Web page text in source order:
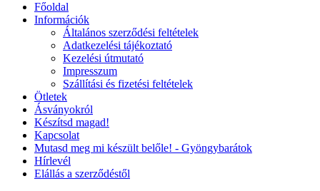
Főoldal
Információk
Általános szerződési feltételek
Adatkezelési tájékoztató
Kezelési útmutató
Impresszum
Szállítási és fizetési feltételek
Ötletek
Ásványokról
Készítsd magad!
Kapcsolat
Mutasd meg mi készült belőle! - Gyöngybarátok
Hírlevél
Elállás a szerződéstől